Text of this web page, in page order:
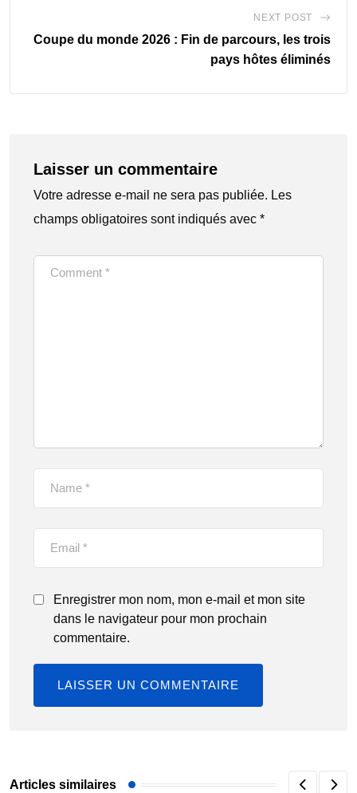
NEXT POST
Coupe du monde 2026 : Fin de parcours, les trois
pays hôtes éliminés
Laisser un commentaire
Votre adresse e-mail ne sera pas publiée. Les
champs obligatoires sont indiqués avec *
Enregistrer mon nom, mon e-mail et mon site
dans le navigateur pour mon prochain
commentaire.
Articles similaires